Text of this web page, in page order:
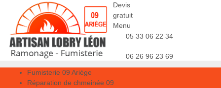
Devis
gratuit
Menu
05 33 06 22 34
06 26 96 23 69
Fumisterie 09 Ariège
Réparation de chmeinée 09